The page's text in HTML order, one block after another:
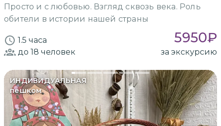
Просто и с любовью. Взгляд сквозь века. Роль
обители в истории нашей страны
1.5 часа 5950₽
до 18 человек за экскурсию
ИНДИВИДУАЛЬНАЯ
пешком